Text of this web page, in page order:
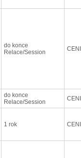
do konce
Relace/Session
do konce
Relace/Session
1 rok